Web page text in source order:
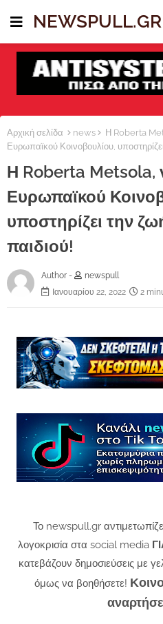
NEWSPULL.GR
Αρχική σελίδα news
Η Roberta
Ευρωπαϊκού Κοινοβουλίου,
Η Roberta Metsola,
Ευρωπαϊκού
υποστηρίζει την
παιδιού!
Author -
newspull
Ιανουαρίου 22, 2022
2
Το newspull.gr
λογοκρισία στα social media
κατεβάζουν δημοσιεύσεις με
όμως να βοηθήσετε!